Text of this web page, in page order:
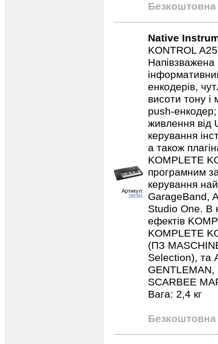
Безкоштовна
Артикул:
285381
Native
KONTROL
Напівзважена
енкодерів,
висоти тону і
push-
живлення від
керування
а також
KOMPLETE
програмним
керування
GarageBand,
Studio One. В
ефектів
KOMPLETE
(ПЗ
Selection), та
SCARBEE
Вага: 2,4 кг
Безкоштовна